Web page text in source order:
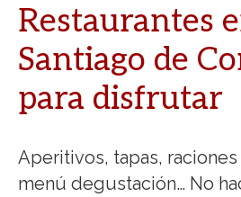
Restaurantes
Santiago de
para disfrutar
Aperitivos, tapas,
menú degustación… No